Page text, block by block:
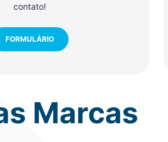
contato!
FORMULÁRIO
Marcas